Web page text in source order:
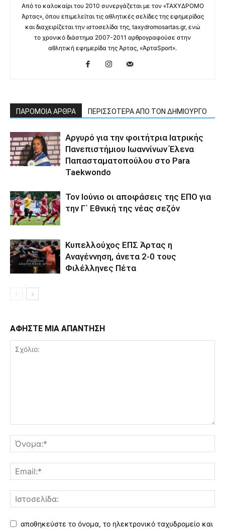
Από το καλοκαίρι του 2010 συνεργάζεται με τον «ΤΑΧΥΔΡΟΜΟ
Άρτας», όπου επιμελείται τις αθλητικές σελίδες της εφημερίδας
και διαχειρίζεται την ιστοσελίδα της, taxydromosartas.gr, ενώ
το χρονικό διάστημα 2007-2011 αρθρογραφούσε στην
αθλητική εφημερίδα της Άρτας, «ΆρταSport».
ΠΑΡΟΜΟΙΑ ΑΡΘΡΑ ΠΕΡΙΣΣΟΤΕΡΑ ΑΠΟ ΤΟΝ ΔΗΜΙΟΥΡΓΟ
Αργυρό για την φοιτήτρια Ιατρικής
Πανεπιστήμιου Ιωαννίνων Έλενα
Παπασταματοπούλου στο Para
Taekwondo
Τον Ιούνιο οι αποφάσεις της ΕΠΟ για
την Γ΄ Εθνική της νέας σεζόν
Κυπελλούχος ΕΠΣ Άρτας η
Αναγέννηση, άνετα 2-0 τους
Φιλέλληνες Πέτα
ΑΦΗΣΤΕ ΜΙΑ ΑΠΑΝΤΗΣΗ
αποθηκεύστε το όνομα, το ηλεκτρονικό ταχυδρομείο και